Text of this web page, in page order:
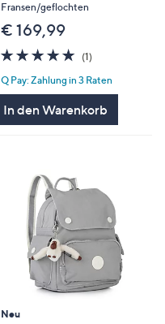
Fransen/geflochten
€ 169,99
5.0
von
5
(1)1
Q Pay: Zahlung in 3 Raten
In den Warenkorb
Neu